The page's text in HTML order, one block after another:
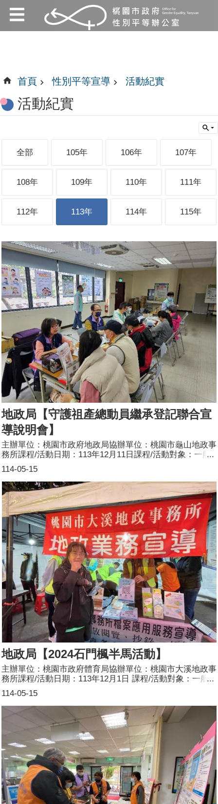
跳到主要內容區塊
:::
:::
首頁 性別平等宣導 活動紀實
活動紀實
全部 105年 106年 107年
108年 109年 110年 111年
112年 113年 114年 115年
地政局【守護祖產總動員繼承登記聯合宣
導說明會】
114-05-15
主辦單位：桃園市政府地政局協辦單位：桃園市龜山地政事
務所課程/活動日期：113年12月11日課程/活動對象：一般
民眾辦理形式：設攤宣導課程/活動簡介：龜山區山頂市民
活動中心舉辦守護祖產總動員繼承登記聯合宣導說明會並設
攤宣導防詐、各項便民服務措施及傳遞性別平權的觀念參加
人數：80人(男40人、女40人)
地政局【2024石門楓半馬活動】
114-05-15
主辦單位：桃園市政府體育局協辦單位：桃園市大溪地政事
務所課程/活動日期：113年12月1日 課程/活動對象：一般
民眾辦理形式：設攤宣導課程/活動簡介：目標：推廣地政
業務，同時宣導性別平權觀念，藉由當面與民眾互動及宣
導，傳遞地政業務及性別平權相關知識。方式：1.透過問卷
填寫拿好禮的宣導方式，於活動現場發放各項宣導文宣，加
強民眾對於男女性別平等之觀念及地政業務推廣。2.於活動
現場發放各項宣導文宣，加強民眾對於男女性別平等之觀
念，同時現場提供民眾諮詢。3.活動結束後，彙整問卷並分
析，作為本所未來改進各項便民服務措施之參考。參加人
數：140人(男46人、女94人)